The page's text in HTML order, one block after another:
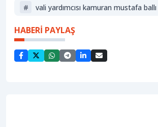
#
vali yardımcısı kamuran mustafa ballı
HABERİ PAYLAŞ